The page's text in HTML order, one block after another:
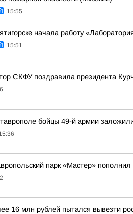
15:55
начала работу
15:51
СКФУ поздравила президента
бойцы 49-й армии
парк «Мастер»
16 млн рублей пытался вывезти